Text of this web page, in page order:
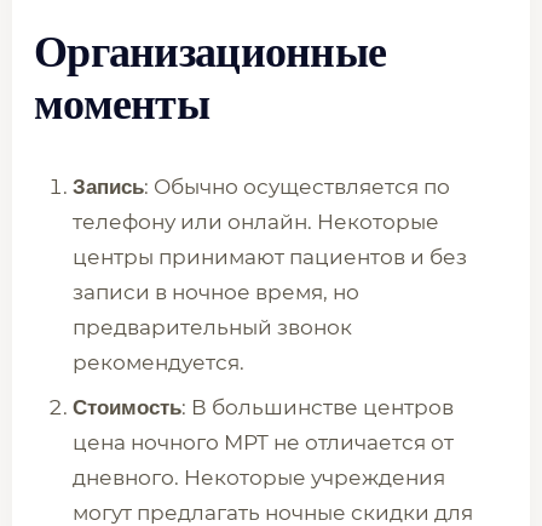
Организационные
моменты
Запись: Обычно осуществляется по
телефону или онлайн. Некоторые
центры принимают пациентов и без
записи в ночное время, но
предварительный звонок
рекомендуется.
Стоимость: В большинстве центров
цена ночного МРТ не отличается от
дневного. Некоторые учреждения
могут предлагать ночные скидки для